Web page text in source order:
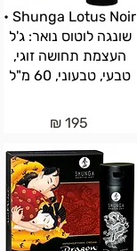
Shunga Lotus Noir •
שונגה לוטוס נואר: ג'ל
העצמת תחושה זוגי,
טבעי, טבעוני, 60 מ"ל
195 ₪